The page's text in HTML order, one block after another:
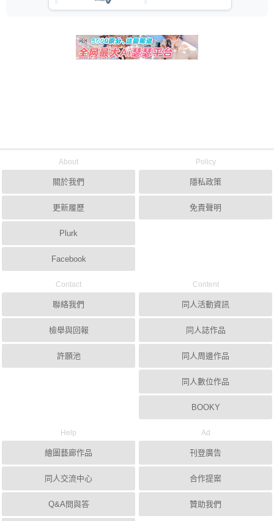
About
關於我們
更新履歷
Plurk
Facebook
Policy
隱私政策
免責聲明
Contact
聯絡我們
檢舉與回報
許願池
Content
同人活動資訊
同人誌作品
同人周邊作品
同人數位作品
BOOKY
Help
繪圖藝廊作品
同人交流中心
Q&A問與答
Ad
刊登廣告
合作提案
贊助我們